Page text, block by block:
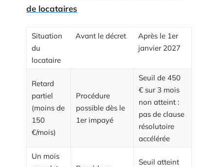
de locataires
Situation
du
locataire
Avant le décret
Après le 1er
janvier 2027
Retard
partiel
(moins de
150
€/mois)
Procédure
possible dès le
1er impayé
Seuil de 450
€ sur 3 mois
non atteint :
pas de clause
résolutoire
accélérée
Un mois
Seuil atteint